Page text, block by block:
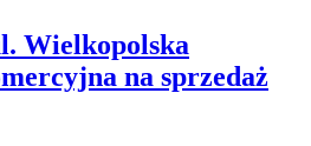
Wielkopolska
na sprzedaż